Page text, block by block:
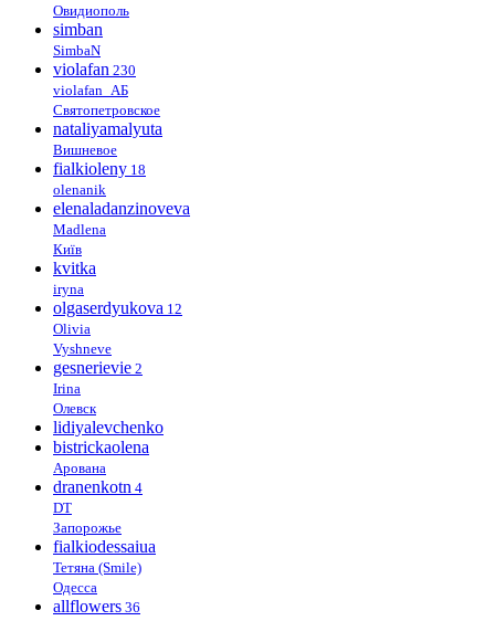
Овидиополь
simban
SimbaN
violafan 230
violafan_АБ
Святопетровское
nataliyamalyuta
Вишневое
fialkioleny 18
olenanik
elenaladanzinoveva
Madlena
Київ
kvitka
iryna
olgaserdyukova 12
Olivia
Vyshneve
gesnerievie 2
Irina
Олевск
lidiyalevchenko
bistrickaolena
Арована
dranenkotn 4
DT
Запорожье
fialkiodessaiua
Тетяна (Smile)
Одесса
allflowers 36